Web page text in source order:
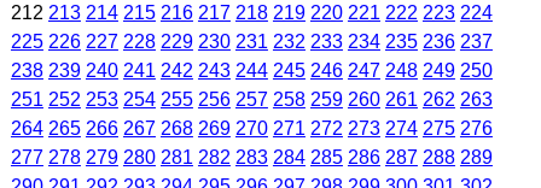
212 213 214 215 216 217 218 219 220 221 222 223 224
225 226 227 228 229 230 231 232 233 234 235 236 237
238 239 240 241 242 243 244 245 246 247 248 249 250
251 252 253 254 255 256 257 258 259 260 261 262 263
264 265 266 267 268 269 270 271 272 273 274 275 276
277 278 279 280 281 282 283 284 285 286 287 288 289